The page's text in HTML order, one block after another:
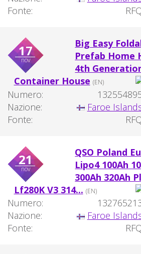
Fonte:
17
nov
Big Easy
Prefab Home
4th
Container House (EN)
Numero:
Nazione:
Faroe
Fonte:
21
nov
QSO Poland
Lipo4 100Ah
300Ah 320Ah
Lf280K V3 314... (EN)
Numero:
Nazione:
Faroe
Fonte: